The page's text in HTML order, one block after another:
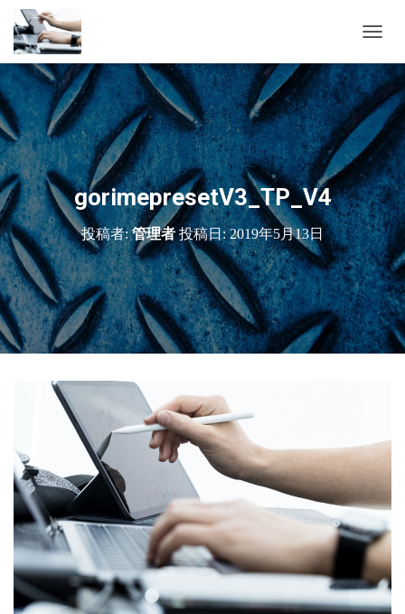
ビ
ゲ
ー
シ
ョ
ン
を
切
り
替
え
gorimepresetV3_TP_V4
投稿者:管理者投稿日:2019年5月13日